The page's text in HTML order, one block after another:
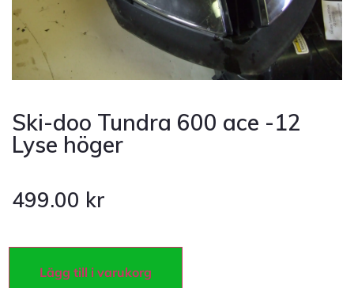
Ski-doo Tundra 600 ace -12
Lyse höger
499.00 kr
Lägg till i varukorg